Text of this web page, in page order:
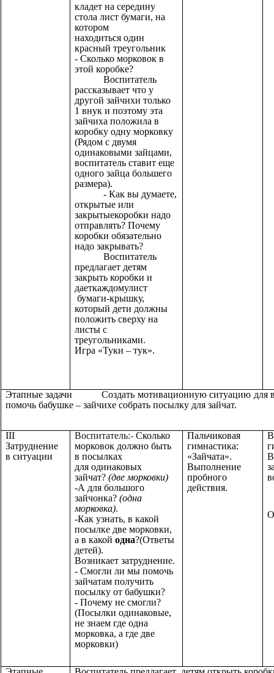
кладет на середину
стола лист бумаги, на
котором
находиться один
красный треугольник
- Сколько морковок в
этой коробке?
Воспитатель
рассказывает что у
другой зайчихи только
1 внук и поэтому эта
зайчиха положила в
коробку одну морковку
(Рядом с двумя
одинаковыми зайцами,
воспитатель ставит еще
одного зайца большего
размера).
- Как вы думаете,
открытые или
закрытыекоробки надо
отправлять? Почему
коробки обязательно
надо закрывать?
Воспитатель
предлагает детям
закрыть коробки и
даеткаждомулист
бумаги-крышку,
который дети должны
положить сверху на
листы с
треугольниками.
Игра «Туки – тук».
Этапные задачи Создать мотивационную ситуацию для
помочь бабушке – зайчихе собрать посылку для зайчат.
III
Затруднение
в ситуации
Воспитатель:- Сколько
морковок должно быть
в посылках
для одинаковых
зайчат? (две морковки)
-А для большого
зайчонка? (одна
морковка).
-Как узнать, в какой
посылке две морковки,
а в какой одна?(Ответы
детей).
Возникает затруднение.
- Смогли ли мы помочь
зайчатам получить
посылку от бабушки?
- Почему не смогли?
(Посылки одинаковые,
не знаем где одна
морковка, а где две
морковки)
Пальчиковая
гимнастика:
«Зайчата».
Выполнение
пробного
действия.